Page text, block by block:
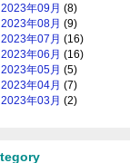
2023年09月 (8)
2023年08月 (9)
2023年07月 (16)
2023年06月 (16)
2023年05月 (5)
2023年04月 (7)
2023年03月 (2)